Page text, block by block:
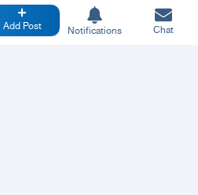
Add Post Notifications Chat